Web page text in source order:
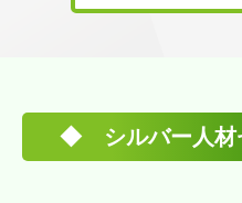
◆ シルバー人材